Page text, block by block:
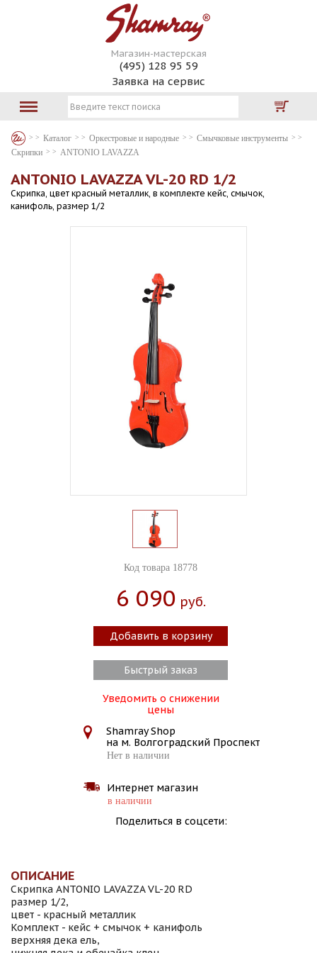
Магазин-мастерская
(495) 128 95 59
Заявка на сервис
Каталог Оркестровые и народные
Смычковые инструменты
Скрипки
ANTONIO LAVAZZA
ANTONIO LAVAZZA VL-20 RD 1/2
Скрипка, цвет красный металлик, в комплекте кейс, смычок,
канифоль, размер 1/2
Код товара 18778
6 090 Руб.
Добавить в корзину
Быстрый заказ
Уведомить о снижении
цены
Shamray Shop
на м. Волгоградский Проспект
Нет в наличии
Интернет магазин
в наличии
Поделиться в соцсети:
ОПИСАНИЕ
Скрипка ANTONIO LAVAZZA VL-20 RD
размер 1/2,
цвет - красный металлик
Комплект - кейс + смычок + канифоль
верхняя дека ель,